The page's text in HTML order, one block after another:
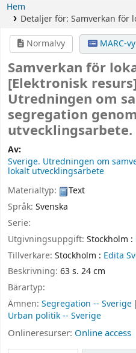
Hem
Detaljer för: Samverkan för
Normalvy
MARC-vy
Samverkan för
[Elektronisk resurs]
Utredningen om
segregation
utvecklingsarbete.
Av:
Sverige. Utredningen om
lokalt utvecklingsarbete
Materialtyp:
Text
Språk: Svenska
Serie:
Utgivningsuppgift: Stockholm :
Tillverkare: Stockholm : Edita
Beskrivning: 63 s. 24 cm
Bärartyp:
Ämnen: Segregation -- Sverige
Urban politik -- Sverige
Onlineresurser: Online access